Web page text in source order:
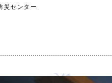
災センター